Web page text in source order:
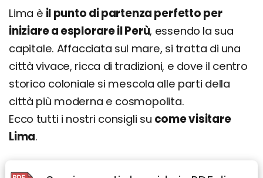
Oasi di Huacachina e dune di Ica
Linee di Nazca
Itinerario di 1 giorno
Itinerario di 3 giorni
Giorno 1
Giorno 2
Lima è il punto di partenza perfetto per
iniziare a esplorare il Perù, essendo la sua
capitale. Affacciata sul mare, si tratta di una
città vivace, ricca di tradizioni, e dove il centro
storico coloniale si mescola alle parti della
città più moderna e cosmopolita.
Ecco tutti i nostri consigli su come visitare
Lima.